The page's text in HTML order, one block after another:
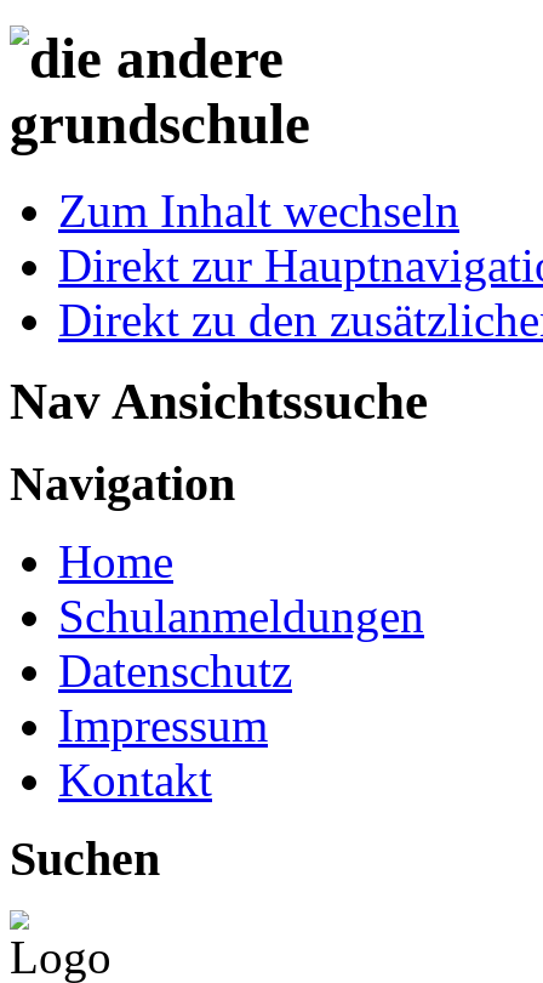
Zum Inhalt wechseln
Direkt zur
Direkt zu den
Nav Ansichtssuche
Navigation
Home
Schulanmeldungen
Datenschutz
Impressum
Kontakt
Suchen